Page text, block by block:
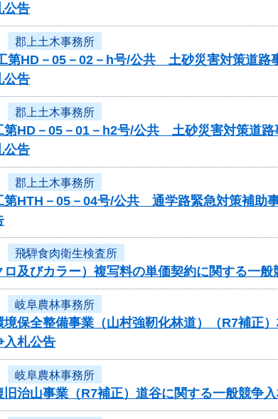
公告
郡上土木事務所
第HD－05－02－h号/公共 土砂災害対策道
公告
郡上土木事務所
第HD－05－01－h2号/公共 土砂災害対策道
公告
郡上土木事務所
第HTH－05－04号/公共 通学路緊急対策補助
飛騨食肉衛生検査所
及びカラー）複写料の単価契約に関する一般
岐阜農林事務所
境保全整備事業（山村強靭化林道）（R7補
入札公告
岐阜農林事務所
旧治山事業（R7補正）道谷に関する一般競争